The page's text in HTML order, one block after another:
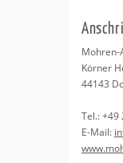
Kurse
Moh­ren-
Kör­ner
44143
Tel.:+49
E-Mail: